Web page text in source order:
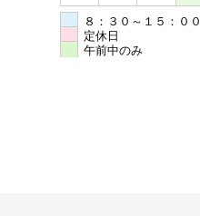
８：３０～１５：００
定休日
午前中のみ